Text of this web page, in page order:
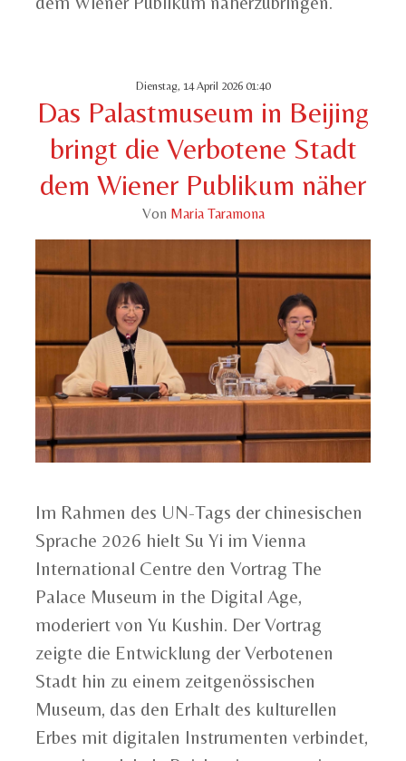
Dienstag, 14 April 2026 01:40
Das Palastmuseum in Beijing
bringt die Verbotene Stadt
dem Wiener Publikum näher
Von Maria Taramona
Im Rahmen des UN-Tags der chinesischen
Sprache 2026 hielt Su Yi im Vienna
International Centre den Vortrag The
Palace Museum in the Digital Age,
moderiert von Yu Kushin. Der Vortrag
zeigte die Entwicklung der Verbotenen
Stadt hin zu einem zeitgenössischen
Museum, das den Erhalt des kulturellen
Erbes mit digitalen Instrumenten verbindet,